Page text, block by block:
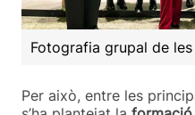
Fotografia grupal de
Per això, entre les